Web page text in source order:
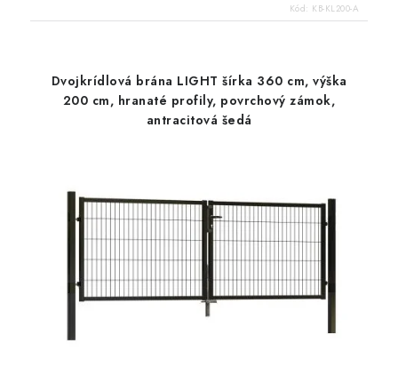
Kód: KB-KL200-A
Dvojkrídlová brána LIGHT šírka 360 cm, výška
200 cm, hranaté profily, povrchový zámok,
antracitová šedá